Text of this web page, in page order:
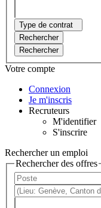
Type de contrat
Rechercher
Rechercher
Votre compte
Connexion
Je m'inscris
Recruteurs
M'identifier
S'inscrire
Rechercher un emploi
Rechercher des offres